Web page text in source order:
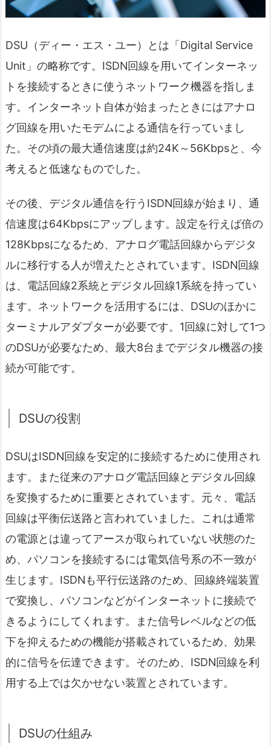
DSU（ディー・エス・ユー）とは「Digital Service
Unit」の略称です。ISDN回線を用いてインターネッ
トを接続するときに使うネットワーク機器を指しま
す。インターネット自体が始まったときにはアナロ
グ回線を用いたモデムによる通信を行っていまし
た。その頃の最大通信速度は約24K～56Kbpsと、今
考えると低速なものでした。
その後、デジタル通信を行うISDN回線が始まり、通
信速度は64Kbpsにアップします。設定を行えば倍の
128Kbpsになるため、アナログ電話回線からデジタ
ルに移行する人が増えたとされています。ISDN回線
は、電話回線2系統とデジタル回線1系統を持ってい
ます。ネットワークを活用するには、DSUのほかに
ターミナルアダプターが必要です。1回線に対して1つ
のDSUが必要なため、最大8台までデジタル機器の接
続が可能です。
DSUの役割
DSUはISDN回線を安定的に接続するために使用され
ます。また従来のアナログ電話回線とデジタル回線
を変換するために重要とされています。元々、電話
回線は平衡伝送路と言われていました。これは通常
の電源とは違ってアースが取られていない状態のた
め、パソコンを接続するには電気信号系の不一致が
生じます。ISDNも平行伝送路のため、回線終端装置
で変換し、パソコンなどがインターネットに接続で
きるようにしてくれます。また信号レベルなどの低
下を抑えるための機能が搭載されているため、効果
的に信号を伝達できます。そのため、ISDN回線を利
用する上では欠かせない装置とされています。
DSUの仕組み